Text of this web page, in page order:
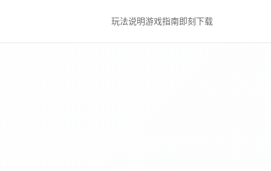
玩法说明游戏指南即刻下载